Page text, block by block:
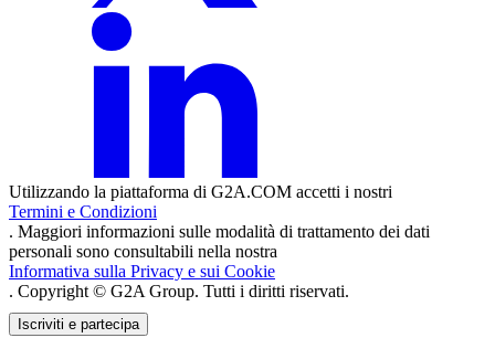
Utilizzando la piattaforma di G2A.COM accetti i nostri
Termini e Condizioni
. Maggiori informazioni sulle modalità di trattamento dei dati
personali sono consultabili nella nostra
Informativa sulla Privacy e sui Cookie
. Copyright © G2A Group. Tutti i diritti riservati.
Iscriviti e partecipa